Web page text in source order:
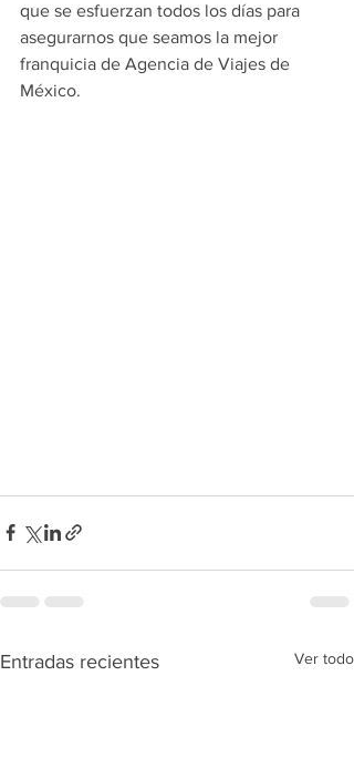
que se esfuerzan todos los días para
asegurarnos que seamos la mejor
franquicia de Agencia de Viajes de
México.
Entradas recientes Ver todo